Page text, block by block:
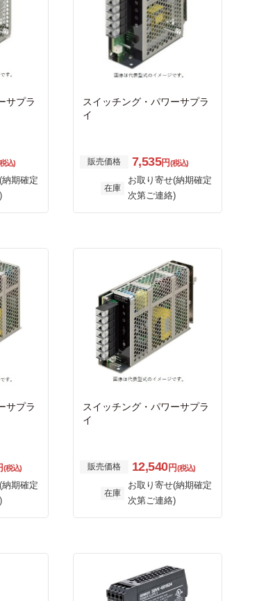
サプラ
込)
期確定
スイッチング・パワーサプラ
イ
販売価格 7,535円(税込)
在庫
お取り寄せ(納期確定
次第ご連絡)
サプラ
(税込)
期確定
スイッチング・パワーサプラ
イ
販売価格 12,540円(税込)
在庫
お取り寄せ(納期確定
次第ご連絡)